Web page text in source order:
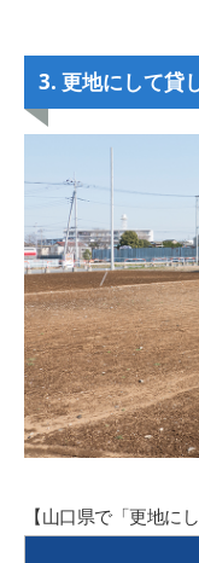
3. 更地にして貸
【山口県で「更地に